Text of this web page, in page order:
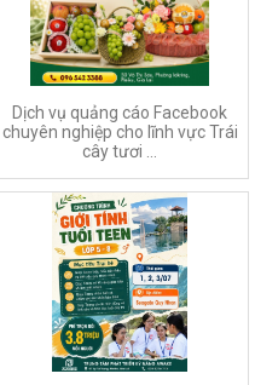
Dịch vụ quảng cáo Facebook
chuyên nghiệp cho lĩnh vực Trái
cây tươi ...